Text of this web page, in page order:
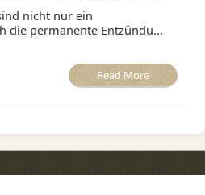
nicht nur ein
die permanente Entzündu...
Read More